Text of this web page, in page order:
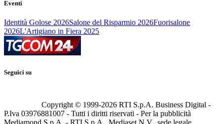
Eventi
Identità Golose 2026Salone del Risparmio 2026Fuorisalone
2026L'Artigiano in Fiera 2025
Seguici su
Copyright © 1999-2026 RTI S.p.A. Business Digital -
P.Iva 03976881007 - Tutti i diritti riservati - Per la pubblicità
Mediamond S.p.A. - RTI S.p.A., Mediaset N.V., sede legale